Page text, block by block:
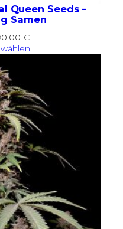
Queen Seeds –
Samen
€Preisspanne:
27,00 €